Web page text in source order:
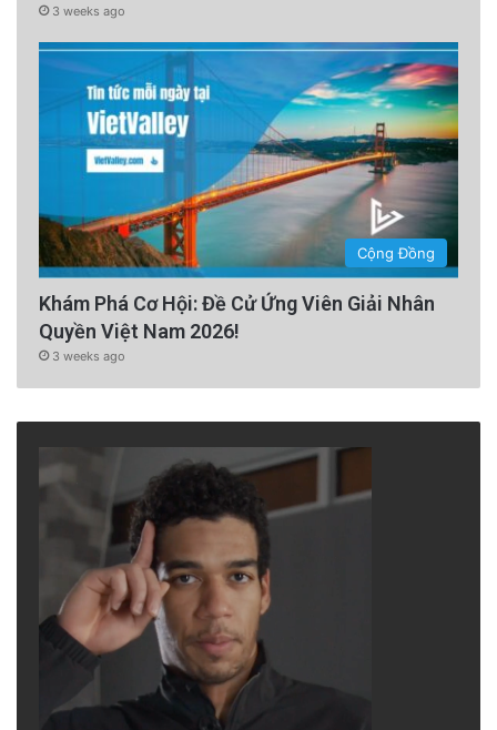
3 weeks ago
Cộng Đồng
Khám Phá Cơ Hội: Đề Cử Ứng Viên Giải Nhân
Quyền Việt Nam 2026!
3 weeks ago